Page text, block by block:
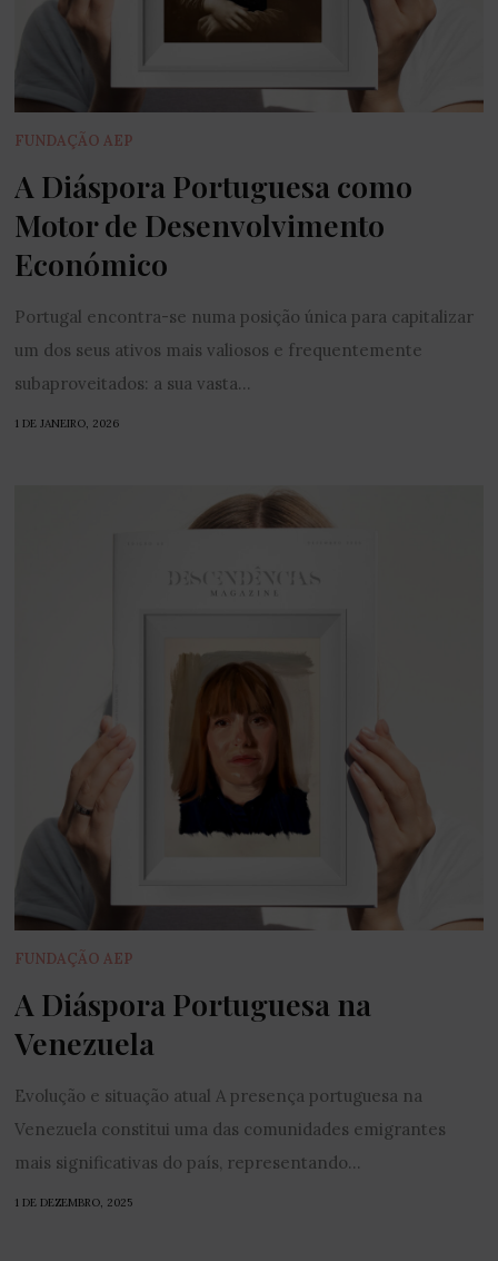
FUNDAÇÃO AEP
A Diáspora Portuguesa como
Motor de Desenvolvimento
Económico
Portugal encontra-se numa posição única para capitalizar
um dos seus ativos mais valiosos e frequentemente
subaproveitados: a sua vasta...
1 DE JANEIRO, 2026
FUNDAÇÃO AEP
A Diáspora Portuguesa na
Venezuela
Evolução e situação atual A presença portuguesa na
Venezuela constitui uma das comunidades emigrantes
mais significativas do país, representando...
1 DE DEZEMBRO, 2025